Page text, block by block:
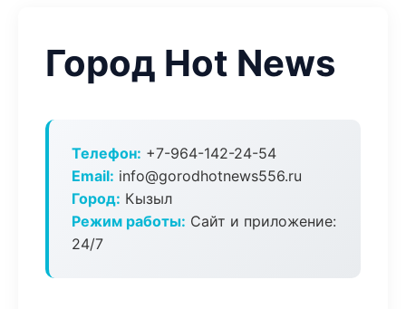
Город Hot News
Телефон: +7-964-142-24-54
Email: info@gorodhotnews556.ru
Город: Кызыл
Режим работы: Сайт и приложение:
24/7